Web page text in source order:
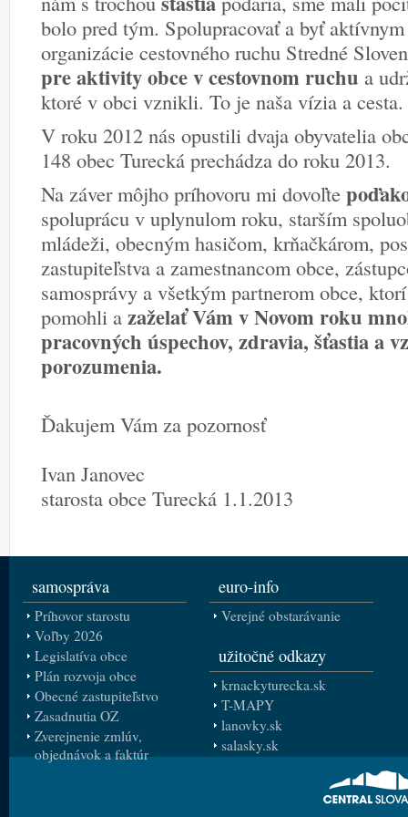
bolo pred tým. Spolupracovať a byť
organizácie cestovného ruchu Stredné
pre aktivity obce v cestovnom ruchu a
ktoré v obci vznikli. To je naša vízia a cesta.
V roku 2012 nás opustili dvaja obyvatelia
148 obec Turecká prechádza do roku 2013.
Na záver môjho príhovoru mi dovoľte
spoluprácu v uplynulom roku, starším
mládeži, obecným hasičom, krňačkárom,
zastupiteľstva a zamestnancom obce,
samosprávy a všetkým partnerom obce,
pomohli a zaželať Vám v Novom roku
pracovných úspechov, zdravia, šťastia a
porozumenia.
Ďakujem Vám za pozornosť
Ivan Janovec
starosta obce Turecká 1.1.2013
samospráva
Príhovor starostu
Voľby 2026
Legislatíva obce
Plán rozvoja obce
Obecné zastupiteľstvo
Zasadnutia OZ
Zverejnenie zmlúv,
objednávok a faktúr
euro-info
Verejné obstarávanie
užitočné odkazy
krnackyturecka.sk
T-MAPY
lanovky.sk
salasky.sk